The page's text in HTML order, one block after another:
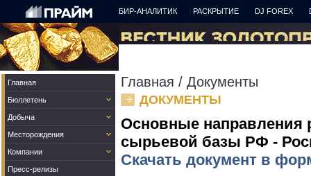
БИР-АНАЛИТИК РАСКРЫТИЕ DJ FOREX
Главная
Бюллетень
Добыча
Месторождения
Компании
Пресс-релизы
Главная / Документы
ДОКУМЕНТЫ
Основные направления
сырьевой базы РФ -
Скачать документ в